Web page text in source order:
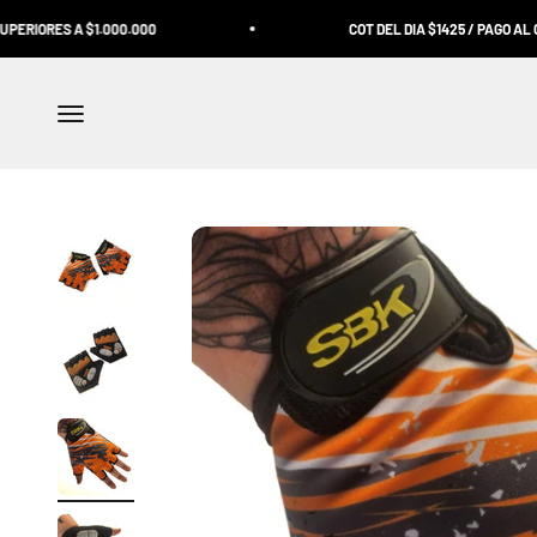
A $1.000.000 COT DEL DIA $1425 / PAGO AL
Abrir menú de navegación